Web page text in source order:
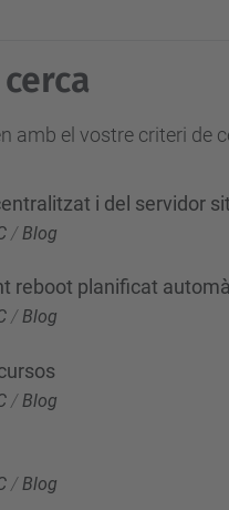
amb el vostre criteri de
i del servidor
/ Blog
reboot planificat
/Blog
/ Blog
/Blog